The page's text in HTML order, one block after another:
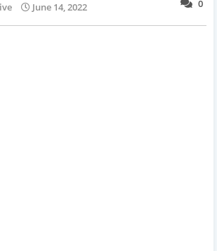
0
June 14, 2022